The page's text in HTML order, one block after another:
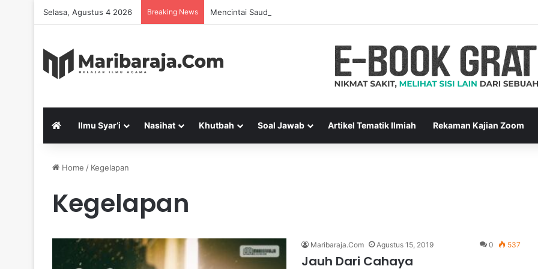
Selasa, Agustus 4 2026 Breaking News Mencintai Saudara Muslim Adalah Bukti Keimanan – Hadits Ke-13 Arbain Nawawi
Ilmu Syar’i Nasihat Khutbah Soal Jawab Artikel Tematik Ilmiah Rekaman Kajian Zoom
Home / Kegelapan
Kegelapan
Maribaraja.Com Agustus 15, 2019 0 537
Jauh Dari Cahaya